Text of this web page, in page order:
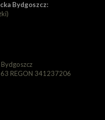
Bydgoszcz:
REGON 341237206